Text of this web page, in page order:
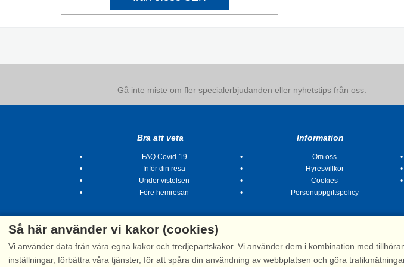
Gå inte miste om fler specialerbjudanden eller nyhetstips från oss.
Bra att veta
FAQ Covid-19
Inför din resa
Under vistelsen
Före hemresan
Information
Om oss
Hyresvillkor
Cookies
Personuppgiftspolicy
Stugsommar |Kvarngatan 2,
Så här använder vi kakor (cookies)
Vi använder data från våra egna kakor och tredjepartskakor. Vi använder dem i kombination med
inställningar, förbättra våra tjänster, för att spåra din användning av webbplatsen och göra